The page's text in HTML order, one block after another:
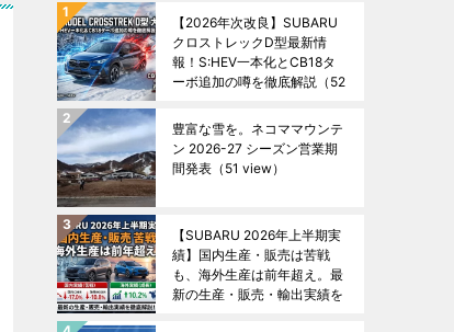
【2026年次改良】SUBARU
クロストレックD型最新情
報！S:HEV一本化とCB18タ
ーボ追加の噂を徹底解説 （52
豊富な雪を。ネコママウンテ
ン 2026-27 シーズン営業期
間発表 （51 view）
【SUBARU 2026年上半期実
績】国内生産・販売は苦戦
も、海外生産は前年超え。最
新の生産・販売・輸出実績を